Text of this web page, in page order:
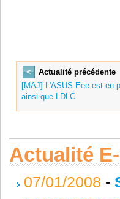
<
Actualité précédente
[MAJ] L'ASUS Eee est en
ainsi que LDLC
Actualité
07/01/2008 -